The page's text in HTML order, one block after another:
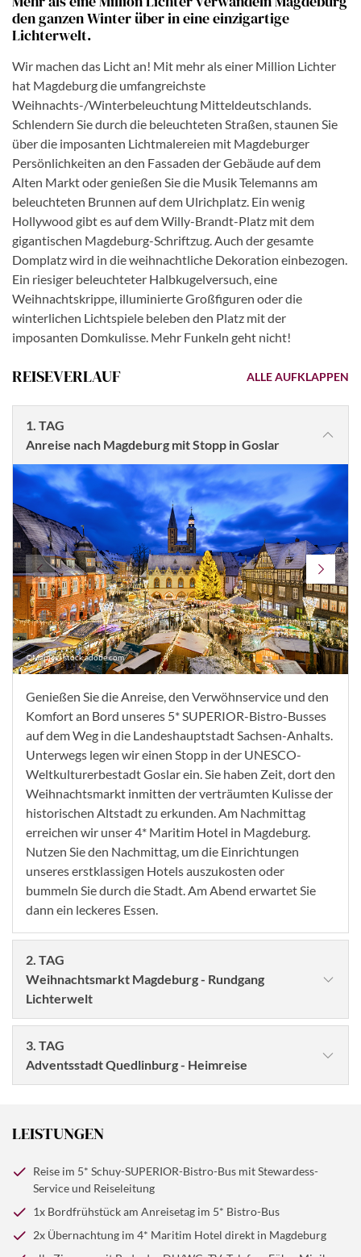
den ganzen Winter über in eine einzigartige
Lichterwelt.
Wir machen das Licht an! Mit mehr als einer Million Lichter
hat Magdeburg die umfangreichste
Weihnachts-/Winterbeleuchtung Mitteldeutschlands.
Schlendern Sie durch die beleuchteten Straßen, staunen Sie
über die imposanten Lichtmalereien mit Magdeburger
Persönlichkeiten an den Fassaden der Gebäude auf dem
Alten Markt oder genießen Sie die Musik Telemanns am
beleuchteten Brunnen auf dem Ulrichplatz. Ein wenig
Hollywood gibt es auf dem Willy-Brandt-Platz mit dem
gigantischen Magdeburg-Schriftzug. Auch der gesamte
Domplatz wird in die weihnachtliche Dekoration einbezogen.
Ein riesiger beleuchteter Halbkugelversuch, eine
Weihnachtskrippe, illuminierte Großfiguren oder die
winterlichen Lichtspiele beleben den Platz mit der
imposanten Domkulisse. Mehr Funkeln geht nicht!
REISEVERLAUF ALLE AUFKLAPPEN
1. TAG
Anreise nach Magdeburg mit Stopp in Goslar
©Mapics - stock.adobe.com
Genießen Sie die Anreise, den Verwöhnservice und den
Komfort an Bord unseres 5* SUPERIOR-Bistro-Busses
auf dem Weg in die Landeshauptstadt Sachsen-Anhalts.
Unterwegs legen wir einen Stopp in der UNESCO-
Weltkulturerbestadt Goslar ein. Sie haben Zeit, dort den
Weihnachtsmarkt inmitten der verträumten Kulisse der
historischen Altstadt zu erkunden. Am Nachmittag
erreichen wir unser 4* Maritim Hotel in Magdeburg.
Nutzen Sie den Nachmittag, um die Einrichtungen
unseres erstklassigen Hotels auszukosten oder
bummeln Sie durch die Stadt. Am Abend erwartet Sie
dann ein leckeres Essen.
2. TAG
Weihnachtsmarkt Magdeburg - Rundgang
Lichterwelt
© LianeM - Fotolia
3. TAG
Adventsstadt Quedlinburg - Heimreise
LEISTUNGEN
Reise im 5* Schuy-SUPERIOR-Bistro-Bus mit Stewardess-
Service und Reiseleitung
1x Bordfrühstück am Anreisetag im 5* Bistro-Bus
2x Übernachtung im 4* Maritim Hotel direkt in Magdeburg